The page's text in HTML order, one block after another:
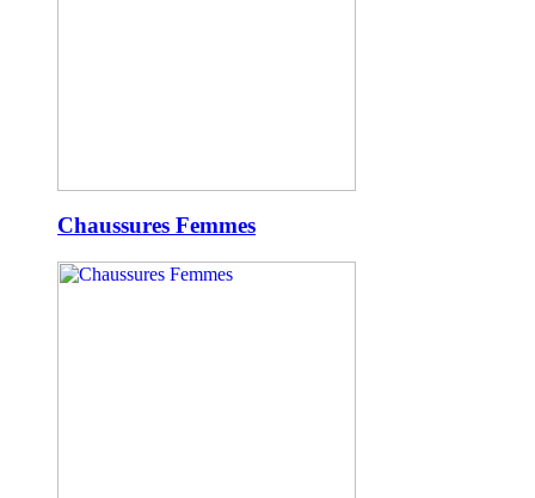
Chaussures Femmes